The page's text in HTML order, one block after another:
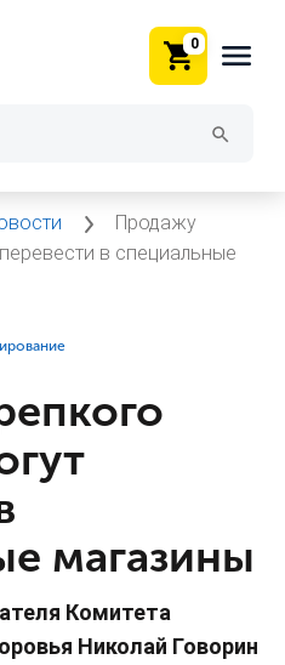
0
Продажу
в специальные
магазины
Комитета
Николай Говорин